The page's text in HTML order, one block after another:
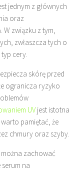
jednym z głównych
oraz
związku z tym,
zwłaszcza tych o
cery.
skórę przed
ogranicza ryzyko
UVjest istotna
pamiętać, że
chmury oraz szyby.
zachować
na